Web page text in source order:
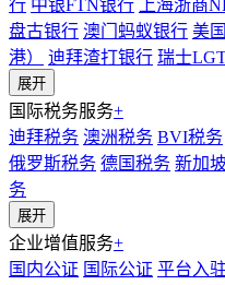
行 中银FTN银行 上海浙商
盘古银行 澳门蚂蚁银行 美
港）
迪拜渣打银行 瑞士
展开
国际税务服务+
迪拜税务 澳洲税务 BVI税务
俄罗斯税务 德国税务 新加
务
展开
企业增值服务+
国内公证 国际公证 平台入驻